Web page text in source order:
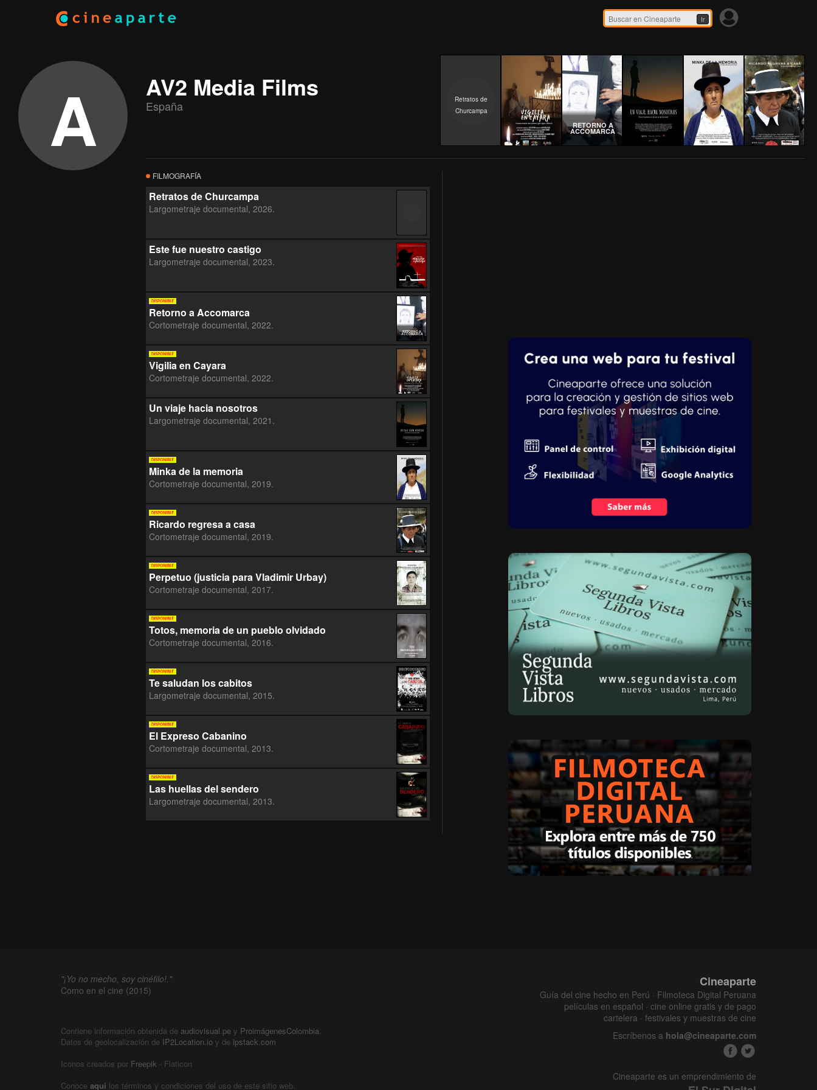
Ir
AV2 Media Films
España
Retratos de
Churcampa
RETORNO A
ACCOMARCA
A
FILMOGRAFÍA
Retratos de Churcampa
Largometraje documental, 2026.
Este fue nuestro castigo
Largometraje documental, 2023.
Retorno a Accomarca
Cortometraje documental, 2022.
RETORNO A
ACCOMARCA
Vigilia en Cayara
Cortometraje documental, 2022.
Un viaje hacia nosotros
Largometraje documental, 2021.
Minka de la memoria
Cortometraje documental, 2019.
Ricardo regresa a casa
Cortometraje documental, 2019.
Perpetuo (justicia para Vladimir Urbay)
Cortometraje documental, 2017.
Totos, memoria de un pueblo olvidado
Cortometraje documental, 2016.
Te saludan los cabitos
Largometraje documental, 2015.
El Expreso Cabanino
Cortometraje documental, 2013.
Las huellas del sendero
Largometraje documental, 2013.
"¡Yo no mecho, soy cinéfilo!."
Como en el cine (2015)
Contiene información obtenida de audiovisual.pe y ProimágenesColombia.
Datos de geolocalización de IP2Location.io y de ipstack.com
Iconos creados por Freepik - Flaticon
Conoce aquí los términos y condiciones del uso de este sitio web.
Cineaparte
Guía del cine hecho en Perú · Filmoteca Digital Peruana
películas en español · cine online gratis y de pago
cartelera · festivales y muestras de cine
Escríbenos a hola@cineaparte.com
Cineaparte es un emprendimiento de